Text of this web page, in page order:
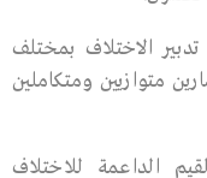
الاختلاف بمختلف
متوازيين ومتكاملين
الداعمة للاختلاف